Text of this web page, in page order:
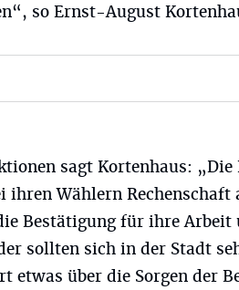
so Ernst-August
sagt Kortenhaus:
Wählern Rechenschaft
Bestätigung für ihre Arbeit
sollten sich in der Stadt
etwas über die Sorgen der